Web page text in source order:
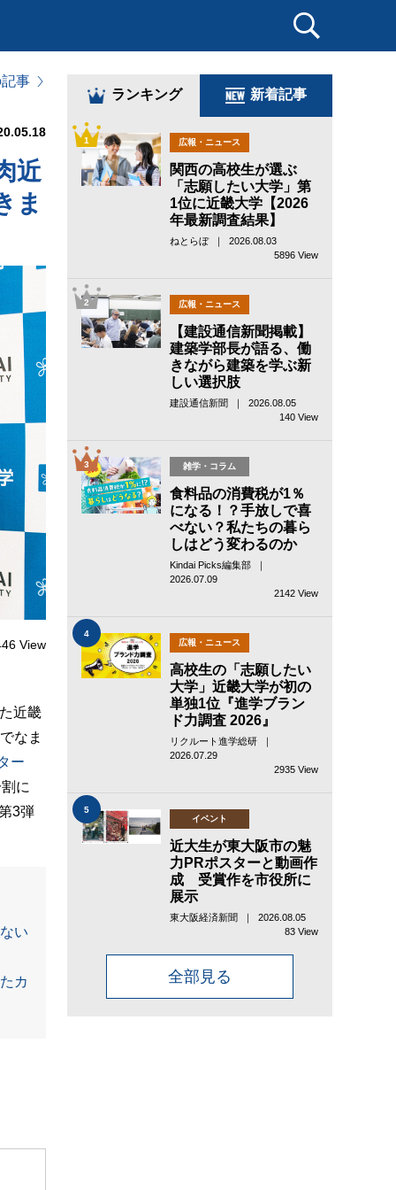
事
近
ま
View
近畿
なま
ー
に
3弾
い
カ
ランキング 新着記事
1 広報・ニュース
関西の高校生が選ぶ
「志願したい大学」第
1位に近畿大学【2026
年最新調査結果】
ねとらぼ ｜ 2026.08.03
5896 View
2 広報・ニュース
【建設通信新聞掲載】
建築学部長が語る、働
きながら建築を学ぶ新
しい選択肢
建設通信新聞 ｜ 2026.08.05
140 View
3 雑学・コラム
食料品の消費税が1％
になる！？手放しで喜
べない？私たちの暮ら
しはどう変わるのか
Kindai Picks編集部 ｜
2026.07.09
2142 View
4
広報・ニュース
高校生の「志願したい
大学」近畿大学が初の
単独1位『進学ブラン
ド力調査 2026』
リクルート進学総研 ｜
2026.07.29
2935 View
5
イベント
近大生が東大阪市の魅
力PRポスターと動画作
成 受賞作を市役所に
展示
東大阪経済新聞 ｜ 2026.08.05
83 View
全部見る